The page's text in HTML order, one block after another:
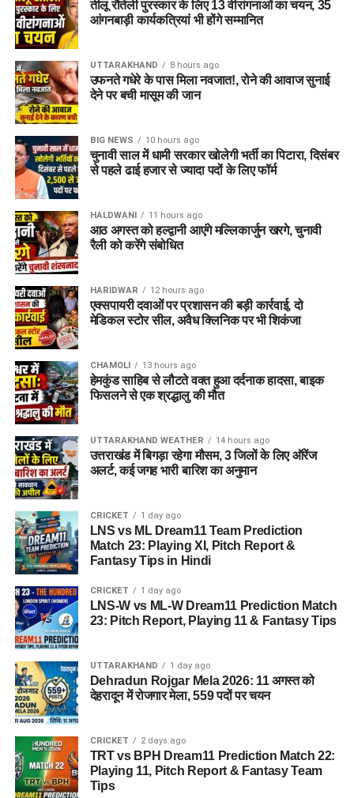
तीलू रौतेली पुरस्कार के लिए 13 वीरांगनाओं का चयन, 35
आंगनबाड़ी कार्यकत्रियां भी होंगे सम्मानित
UTTARAKHAND 8 hours ago
उफनते गधेरे के पास मिला नवजात!, रोने की आवाज सुनाई
देने पर बची मासूम की जान
BIG NEWS 10 hours ago
चुनावी साल में धामी सरकार खोलेगी भर्ती का पिटारा, दिसंबर
से पहले ढाई हजार से ज्यादा पदों के लिए फॉर्म
HALDWANI 11 hours ago
आठ अगस्त को हल्द्वानी आएंगे मल्लिकार्जुन खरगे, चुनावी
रैली को करेंगे संबोधित
HARIDWAR 12 hours ago
एक्सपायरी दवाओं पर प्रशासन की बड़ी कार्रवाई, दो
मेडिकल स्टोर सील, अवैध क्लिनिक पर भी शिकंजा
CHAMOLI 13 hours ago
हेमकुंड साहिब से लौटते वक्त हुआ दर्दनाक हादसा, बाइक
फिसलने से एक श्रद्धालु की मौत
UTTARAKHAND WEATHER 14 hours ago
उत्तराखंड में बिगड़ा रहेगा मौसम, 3 जिलों के लिए ऑरेंज
अलर्ट, कई जगह भारी बारिश का अनुमान
CRICKET 1 day ago
LNS vs ML Dream11 Team Prediction
Match 23: Playing XI, Pitch Report &
Fantasy Tips in Hindi
CRICKET 1 day ago
LNS-W vs ML-W Dream11 Prediction Match
23: Pitch Report, Playing 11 & Fantasy Tips
UTTARAKHAND 1 day ago
Dehradun Rojgar Mela 2026: 11 अगस्त को
देहरादून में रोजगार मेला, 559 पदों पर चयन
CRICKET 2 days ago
TRT vs BPH Dream11 Prediction Match 22:
Playing 11, Pitch Report & Fantasy Team
Tips